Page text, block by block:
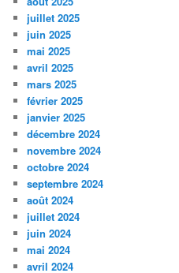
juillet 2025
juin 2025
mai 2025
avril 2025
mars 2025
février 2025
janvier 2025
décembre 2024
novembre 2024
octobre 2024
septembre 2024
août 2024
juillet 2024
juin 2024
mai 2024
avril 2024